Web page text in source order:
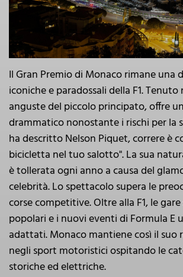
Il Gran Premio di Monaco rimane una
iconiche e paradossali della F1.
anguste del piccolo principato, offre
drammatico nonostante i rischi per la
ha descritto Nelson Piquet, correre è
bicicletta nel tuo salotto". La sua
è tollerata ogni anno a causa del
celebrità. Lo spettacolo supera le
corse competitive. Oltre alla F1, le
popolari e i nuovi eventi di Formula E
adattati. Monaco mantiene così il suo
negli sport motoristici ospitando le
storiche ed elettriche.